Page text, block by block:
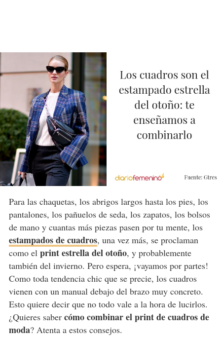
Para las chaquetas, los abrigos largos hasta los pies, los
pantalones, los pañuelos de seda, los zapatos, los bolsos
de mano y cuantas más piezas pasen por tu mente, los
estampados de cuadros, una vez más, se proclaman
como elprint estrella del otoño, y probablemente
también del invierno. Pero espera, ¡vayamos por partes!
Como toda tendencia chic que se precie, los cuadros
vienen con un manual debajo del brazo muy concreto.
Esto quiere decir que no todo vale a la hora de lucirlos.
¿Quieres saber cómo combinar el print de cuadros de
moda? Atenta a estos consejos.